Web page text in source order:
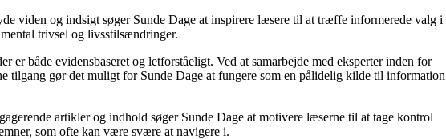
viden og indsigt søger Sunde Dage at inspirere læsere til at træffe informerede valg i
trivsel og livsstilsændringer.
både evidensbaseret og letforståeligt. Ved at samarbejde med eksperter inden for
tilgang gør det muligt for Sunde Dage at fungere som en pålidelig kilde til information
artikler og indhold søger Sunde Dage at motivere læserne til at tage kontrol
som ofte kan være svære at navigere i.